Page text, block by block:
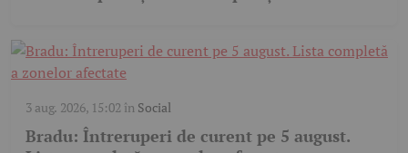
3 aug. 2026, 15:02 în Social
Bradu: Întreruperi de curent pe 5 august.